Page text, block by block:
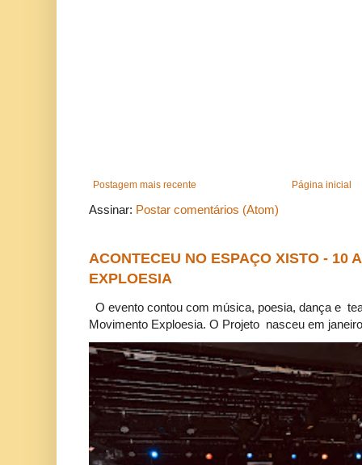
Postagem mais recente Página inicial
Assinar: Postar comentários (Atom)
ACONTECEU NO ESPAÇO XISTO - 10
EXPLOESIA
O evento contou com música, poesia, dança e
Movimento Exploesia. O Projeto nasceu em